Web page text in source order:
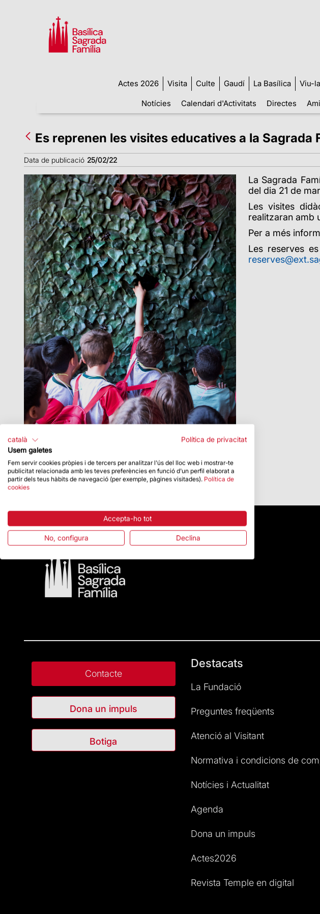
Actes 2026 Visita Culte Gaudí La Basílica Viu-la
Notícies
Calendari d'Activitats Directes
Es reprenen les visites educatives a la Sagrada
Data de publicació 25/02/22
La Sagrada
del dia 21 de
Les visites
realitzaran amb
Per a més
Les reserves
Contacte
Dona un impuls
Botiga
Destacats
La Fundació
Preguntes freqüents
Atenció al Visitant
Normativa i condicions de
Notícies i Actualitat
Agenda
Dona un impuls
Actes2026
Revista Temple en digital
català
Política de privacitat
Usem galetes
Fem servir cookies pròpies i de tercers per analitzar l'ús del lloc web i mostrar-te
publicitat relacionada amb les teves preferències en funció d'un perfil elaborat a
partir dels teus hàbits de navegació (per exemple, pàgines visitades). Política de
cookies
Accepta-ho tot
No, configura Declina